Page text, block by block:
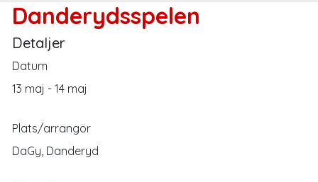
Danderydsspelen
Detaljer
Datum
13 maj - 14 maj
Plats/arrangör
DaGy, Danderyd